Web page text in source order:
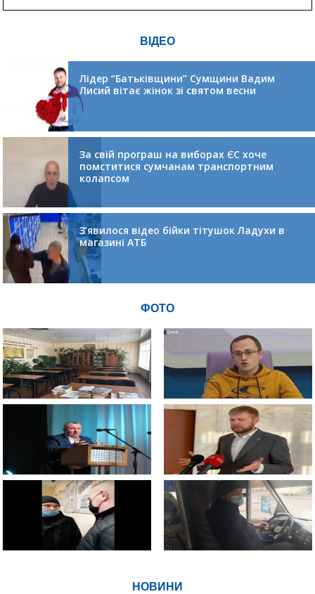
НОВИНИ
ВІДЕО
Лідер “Батьківщини” Сумщини Вадим
Лисий вітає жінок зі святом весни
За свій програш на виборах ЄС хоче
помститися сумчанам транспортним
колапсом
З’явилося відео бійки тітушок Ладухи в
магазині АТБ
ФОТО